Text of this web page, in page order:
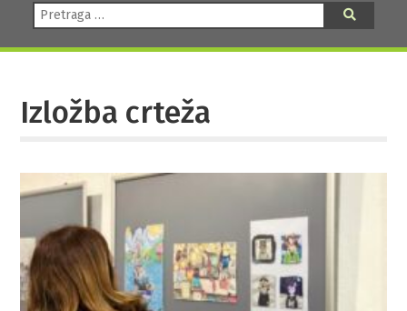
Pretraga:
Izložba crteža